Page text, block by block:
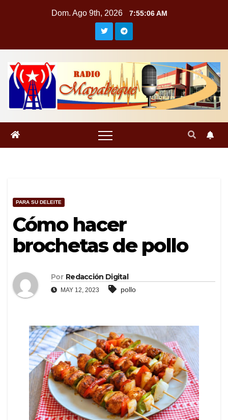
Dom. Ago 9th, 2026 7:55:06 AM
PARA SU DELEITE
Cómo hacer
brochetas de pollo
Por Redacción Digital
MAY 12, 2023 pollo